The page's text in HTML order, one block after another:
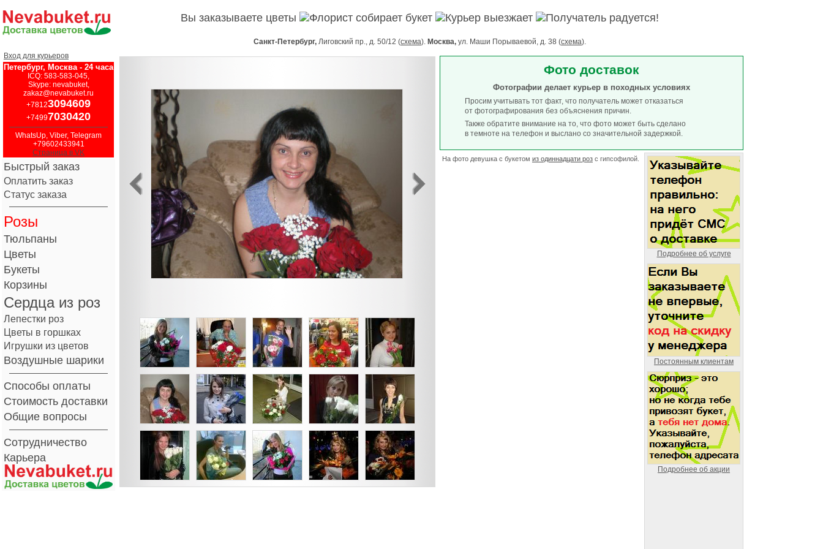
Вы заказываете цветы Флорист собирает букет Курьер выезжает Получатель радуется!
Санкт-Петербург, Лиговский пр., д. 50/12 (схема). Москва, ул. Маши Порываевой, д. 38 (схема).
Вход для курьеров
Петербург, Москва - 24 часа
ICQ: 583-583-045,
Skype: nevabuket,
zakaz@nevabuket.ru
+78123094609
+74997030420
WhatsUp, Viber, Telegram
+79602433941
Страница в VK
Быстрый заказ
Оплатить заказ
Статус заказа
Розы
Тюльпаны
Цветы
Букеты
Корзины
Сердца из роз
Лепестки роз
Цветы в горшках
Игрушки из цветов
Воздушные шарики
Способы оплаты
Стоимость доставки
Общие вопросы
Сотрудничество
Карьера
Фото доставок
Фотографии делает курьер в походных условиях
Просим учитывать тот факт, что получатель может отказаться
от фотографирования без объяснения причин.
Также обратите внимание на то, что фото может быть сделано
в темноте на телефон и выслано со значительной задержкой.
На фото девушка с букетом из одиннадцати роз с гипсофилой.
Подробнее об услуге
Постоянным клиентам
Подробнее об акции